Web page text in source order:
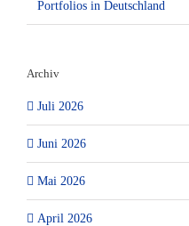
Portfolios in Deutschland
Archiv
Juli 2026
Juni 2026
Mai 2026
April 2026